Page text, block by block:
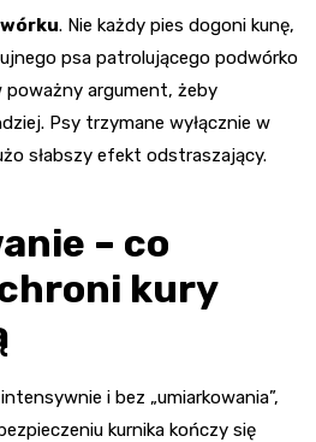
. Nie każdy pies dogoni kunę,
psa patrolującego podwórko
poważny argument, żeby
Psy trzymane wyłącznie w
słabszy efekt odstraszający.
– co
kury
i bez „umiarkowania”,
kurnika kończy się